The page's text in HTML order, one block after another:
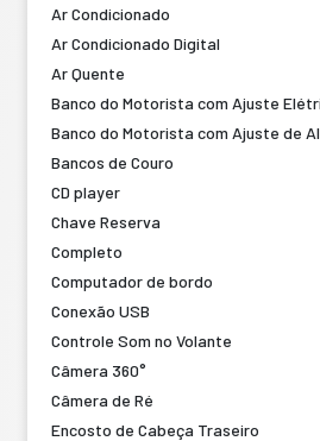
Ar Condicionado
Ar Condicionado Digital
Ar Quente
Banco do Motorista com Ajuste
Banco do Motorista com Ajuste de
Bancos de Couro
CD player
Chave Reserva
Completo
Computador de bordo
Conexão USB
Controle Som no Volante
Câmera 360°
Câmera de Ré
Encosto de Cabeça Traseiro